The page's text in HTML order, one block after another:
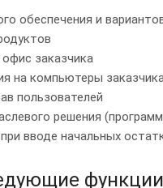
обеспечения и
заказчика
на компьютеры
пользователей
решения
вводе начальных